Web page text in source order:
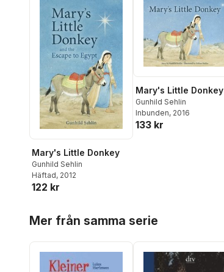
Mary's Little Donkey
Gunhild Sehlin
Häftad, 2012
122 kr
Mary's Little Donkey
Gunhild Sehlin
Inbunden, 2016
133 kr
Mer från samma serie